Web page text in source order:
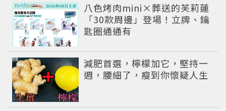
八色烤肉mini×葬送的芙莉蓮
「30款周邊」登場！立牌、鑰
匙圈通通有
減肥首選，檸檬加它，堅持一
週，腰細了，瘦到你懷疑人生
PR